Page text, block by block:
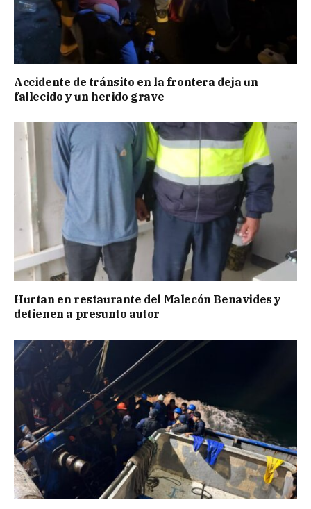
Accidente de tránsito en la frontera deja un
fallecido y un herido grave
Hurtan en restaurante del Malecón Benavides y
detienen a presunto autor